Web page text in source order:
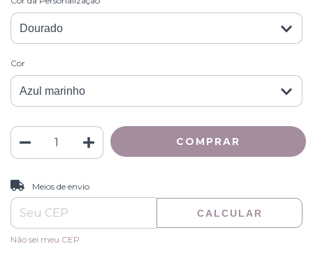
Cor
Entregas para o CEP:
Meios de envio
CALCULAR
Não sei meu CEP